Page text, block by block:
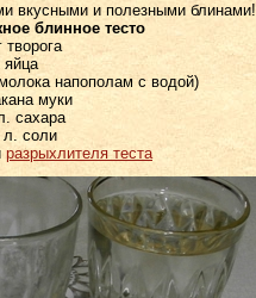
вкусными и полезными блинами!
блинное тесто
творога
яйца
напополам с водой)
муки
сахара
л. соли
разрыхлителя теста